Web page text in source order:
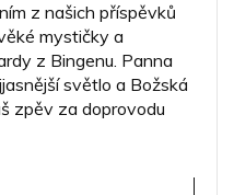
z našich příspěvků
mystičky a
z Bingenu. Panna
světlo a Božská
zpěv za doprovodu